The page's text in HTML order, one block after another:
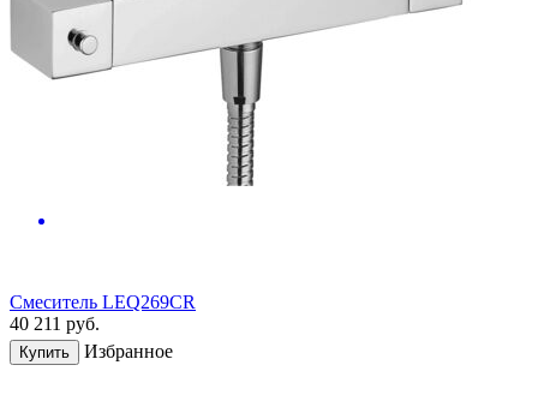
Смеситель LEQ269CR
40 211 руб.
Купить Избранное